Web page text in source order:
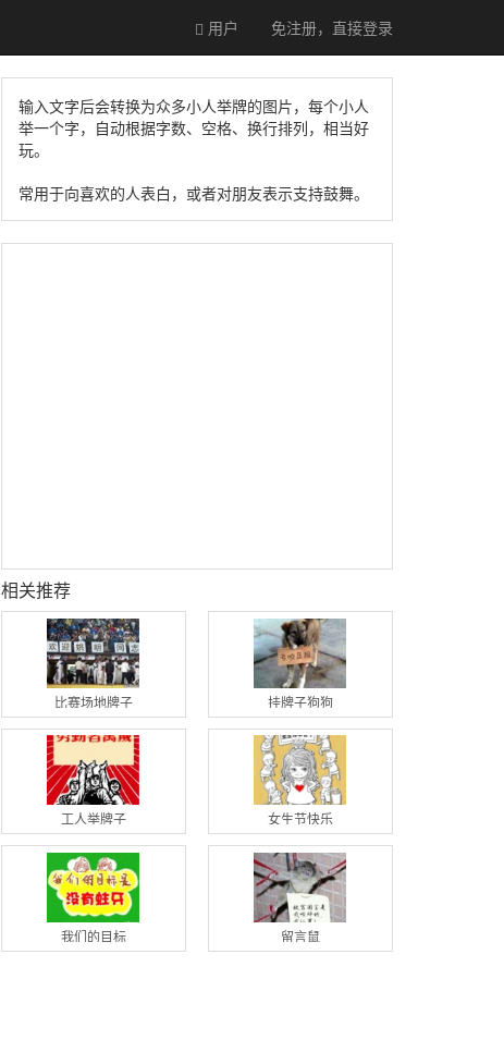
用户 免注册，直接登录
输入文字后会转换为众多小人举牌的图片，每个小人
举一个字，自动根据字数、空格、换行排列，相当好
玩。
常用于向喜欢的人表白，或者对朋友表示支持鼓舞。
相关推荐
比赛场地牌子 挂牌子狗狗
工人举牌子 女生节快乐
我们的目标 留言鼠